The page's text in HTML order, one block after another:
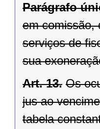
Parágrafo
em comissão,
serviços de
sua
Art. 13. Os
jus ao
tabela